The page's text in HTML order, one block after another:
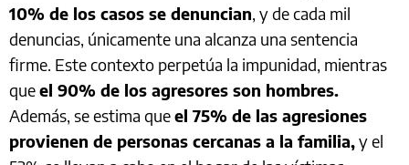
10% de los casos se denuncian, y de cada mil
denuncias, únicamente una alcanza una sentencia
firme. Este contexto perpetúa la impunidad, mientras
queel 90% de los agresores son hombres.
Además, se estima queel 75% de las agresiones
provienen de personas cercanas a la familia,y el